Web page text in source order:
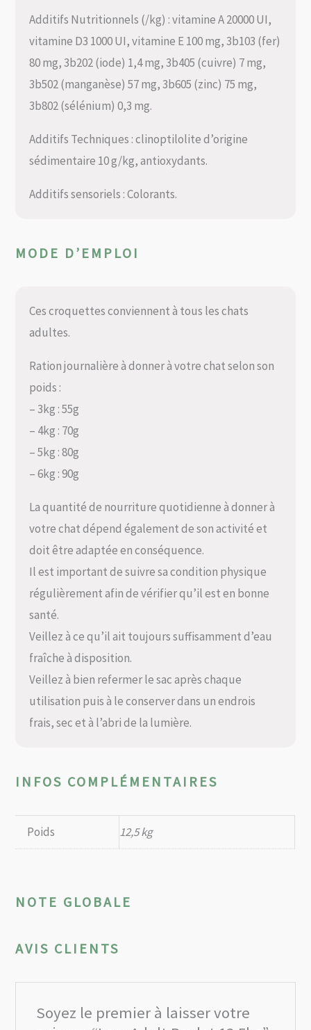
Additifs Nutritionnels (/kg) : vitamine A 20000 UI,
vitamine D3 1000 UI, vitamine E 100 mg, 3b103 (fer)
80 mg, 3b202 (iode) 1,4 mg, 3b405 (cuivre) 7 mg,
3b502 (manganèse) 57 mg, 3b605 (zinc) 75 mg,
3b802 (sélénium) 0,3 mg.
Additifs Techniques : clinoptilolite d’origine
sédimentaire 10 g/kg, antioxydants.
Additifs sensoriels : Colorants.
MODE D’EMPLOI
Ces croquettes conviennent à tous les chats
adultes.
Ration journalière à donner à votre chat selon son
poids :
– 3kg : 55g
– 4kg : 70g
– 5kg : 80g
– 6kg : 90g
La quantité de nourriture quotidienne à donner à
votre chat dépend également de son activité et
doit être adaptée en conséquence.
Il est important de suivre sa condition physique
régulièrement afin de vérifier qu’il est en bonne
santé.
Veillez à ce qu’il ait toujours suffisamment d’eau
fraîche à disposition.
Veillez à bien refermer le sac après chaque
utilisation puis à le conserver dans un endrois
frais, sec et à l’abri de la lumière.
INFOS COMPLÉMENTAIRES
Poids 12,5 kg
NOTE GLOBALE
AVIS CLIENTS
Soyez le premier à laisser votre